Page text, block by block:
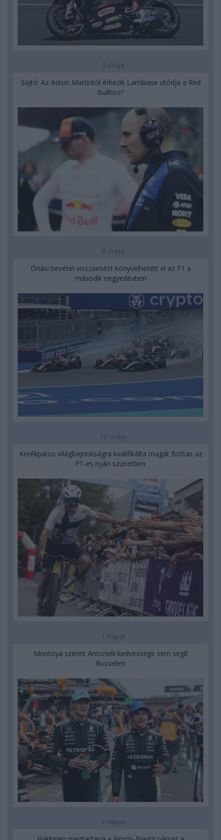
3 órája
Sajtó: Az Aston Martintól érkezik Lambiase utódja a Red
Bullhoz?
8 órája
Óriási bevétel-visszaesést könyvelhetett el az F1 a
második negyedévben
10 órája
Kerékpáros világbajnokságra kvalifikálta magát Bottas az
F1-es nyári szünetben
1 napja
Montoya szerint Antonelli kedvessége sem segít
Russellen
2 napja